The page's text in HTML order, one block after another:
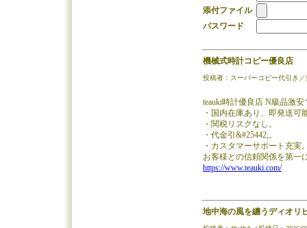
添付ファイル
パスワード
機械式時計コピー優良店
投稿者：スーパーコピー代引き／
teauki時計優良店 N級品激
・国内在庫あり、即発送可
・関税リスクなし。
・代金引&#25442;。
・カスタマーサポート充実
お客様との信頼関係を第一
https://www.teauki.com/
地中海の風を纏うディオリ